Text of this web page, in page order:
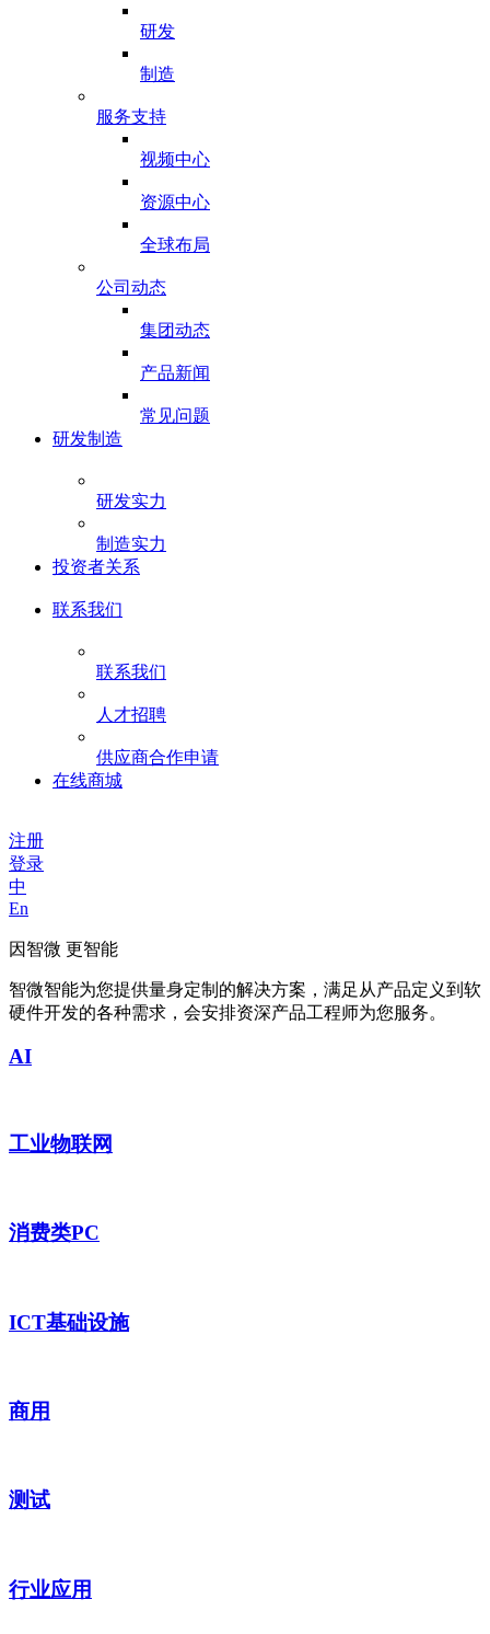
研发
制造
服务支持
视频中心
资源中心
全球布局
公司动态
集团动态
产品新闻
常见问题
研发制造
研发实力
制造实力
投资者关系
联系我们
联系我们
人才招聘
供应商合作申请
在线商城
注册
登录
中
En
因智微 更智能
智微智能为您提供量身定制的解决方案，满足从产品定义到软
硬件开发的各种需求，会安排资深产品工程师为您服务。
AI
工业物联网
消费类PC
ICT基础设施
商用
测试
行业应用